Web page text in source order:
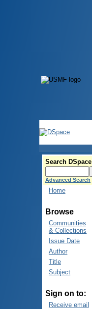
Search DSpace
Advanced Search
Home
Browse
Communities
& Collections
Issue Date
Author
Title
Subject
Sign on to:
Receive email